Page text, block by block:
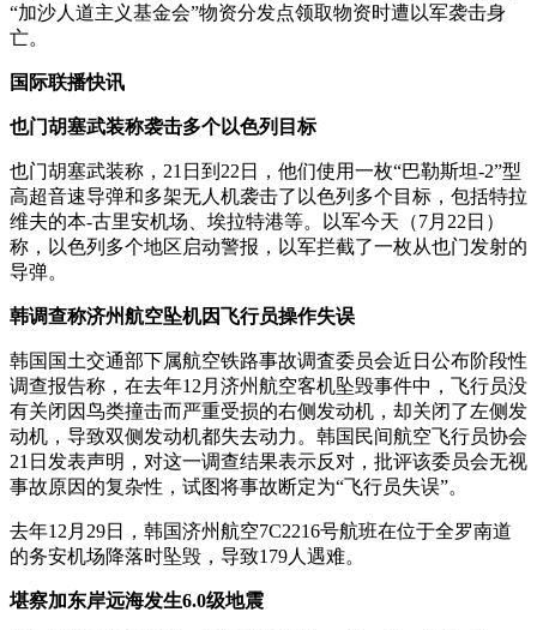
“加沙人道主义基金会”物资分发点领取物资时遭以军袭击身
亡。
国际联播快讯
也门胡塞武装称袭击多个以色列目标
也门胡塞武装称，21日到22日，他们使用一枚“巴勒斯坦-2”型
高超音速导弹和多架无人机袭击了以色列多个目标，包括特拉
维夫的本-古里安机场、埃拉特港等。以军今天（7月22日）
称，以色列多个地区启动警报，以军拦截了一枚从也门发射的
导弹。
韩调查称济州航空坠机因飞行员操作失误
韩国国土交通部下属航空铁路事故调査委员会近日公布阶段性
调查报告称，在去年12月济州航空客机坠毁事件中，飞行员没
有关闭因鸟类撞击而严重受损的右侧发动机，却关闭了左侧发
动机，导致双侧发动机都失去动力。韩国民间航空飞行员协会
21日发表声明，对这一调查结果表示反对，批评该委员会无视
事故原因的复杂性，试图将事故断定为“飞行员失误”。
去年12月29日，韩国济州航空7C2216号航班在位于全罗南道
的务安机场降落时坠毁，导致179人遇难。
堪察加东岸远海发生6.0级地震